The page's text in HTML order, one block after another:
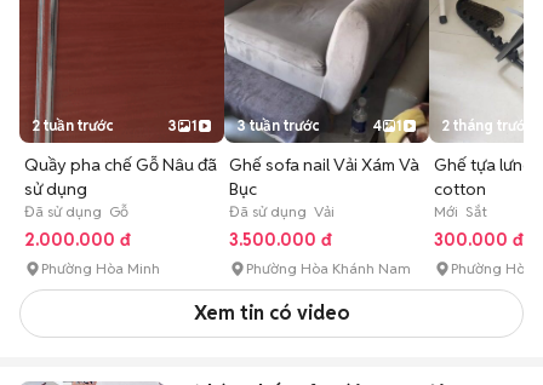
2 tuần trước 3 1
Quầy pha chế Gỗ Nâu đã
sử dụng
Đã sử dụng Gỗ
2.000.000 đ
Phường Hòa Minh
3 tuần trước 4 1
Ghế sofa nail Vải Xám Và
Bục
Đã sử dụng Vải
3.500.000 đ
Phường Hòa Khánh Nam
2 tháng trước
Ghế tựa lưng
cotton
Mới Sắt
300.000 đ
Phường Hòa
Xem tin có video